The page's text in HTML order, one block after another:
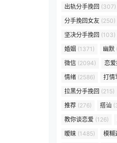
出轨分手挽回 (307)
分手挽回女友 (250)
坚决分手挽回 (103)
婚姻 (1371) 幽默
微信 (2094) 恋
情绪 (2586) 打情
拉黑分手挽回 (215)
推荐 (276) 搭讪
教你谈恋爱 (126)
暧昧 (1485) 模糊